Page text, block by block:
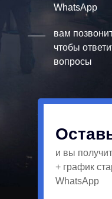
WhatsApp
и вы
+ график
WhatsApp
вам
чтобы
вопросы